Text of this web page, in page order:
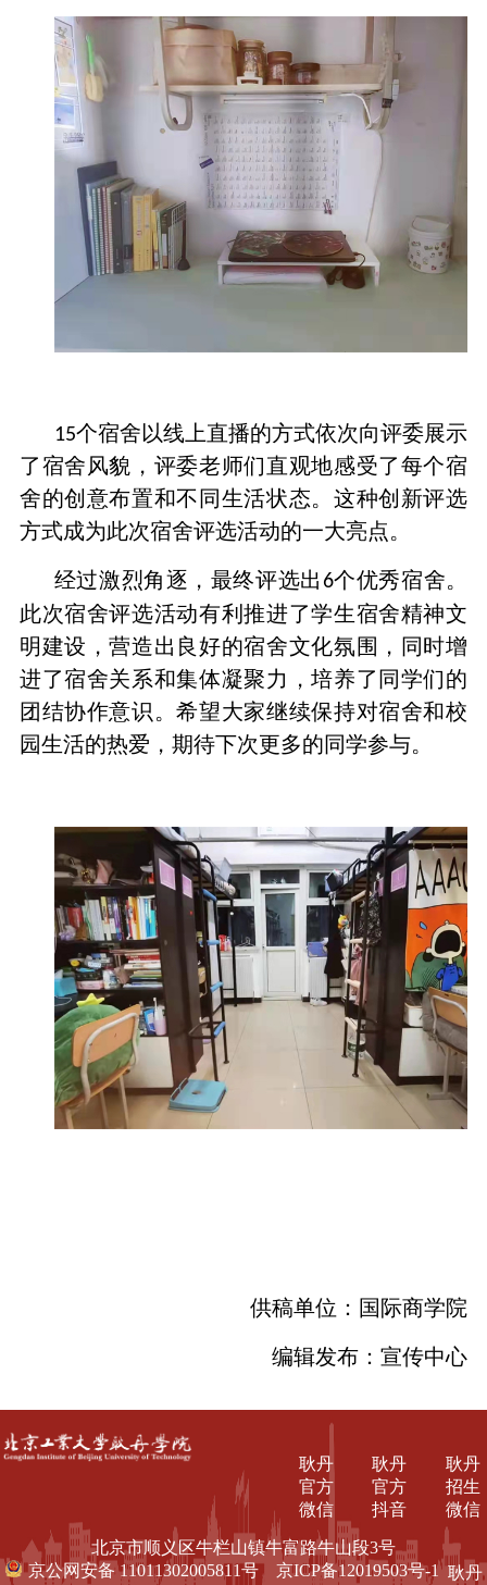
15个宿舍以线上直播的方式依次向评委展示
了宿舍风貌，评委老师们直观地感受了每个宿
舍的创意布置和不同生活状态。这种创新评选
方式成为此次宿舍评选活动的一大亮点。
经过激烈角逐，最终评选出 6个优秀宿舍。
此次宿舍评选活动有利推进了学生宿舍精神文
明建设，营造出良好的宿舍文化氛围，同时增
进了宿舍关系和集体凝聚力，培养了同学们的
团结协作意识。希望大家继续保持对宿舍和校
园生活的热爱，期待下次更多的同学参与。
供稿单位：国际商学院
编辑发布：宣传中心
耿丹
招生
微信
耿丹
官方
抖音
耿丹
官方
微信
北京市顺义区牛栏山镇牛富路牛山段3号
京公网安备 11011302005811号
京ICP备12019503号-1耿丹